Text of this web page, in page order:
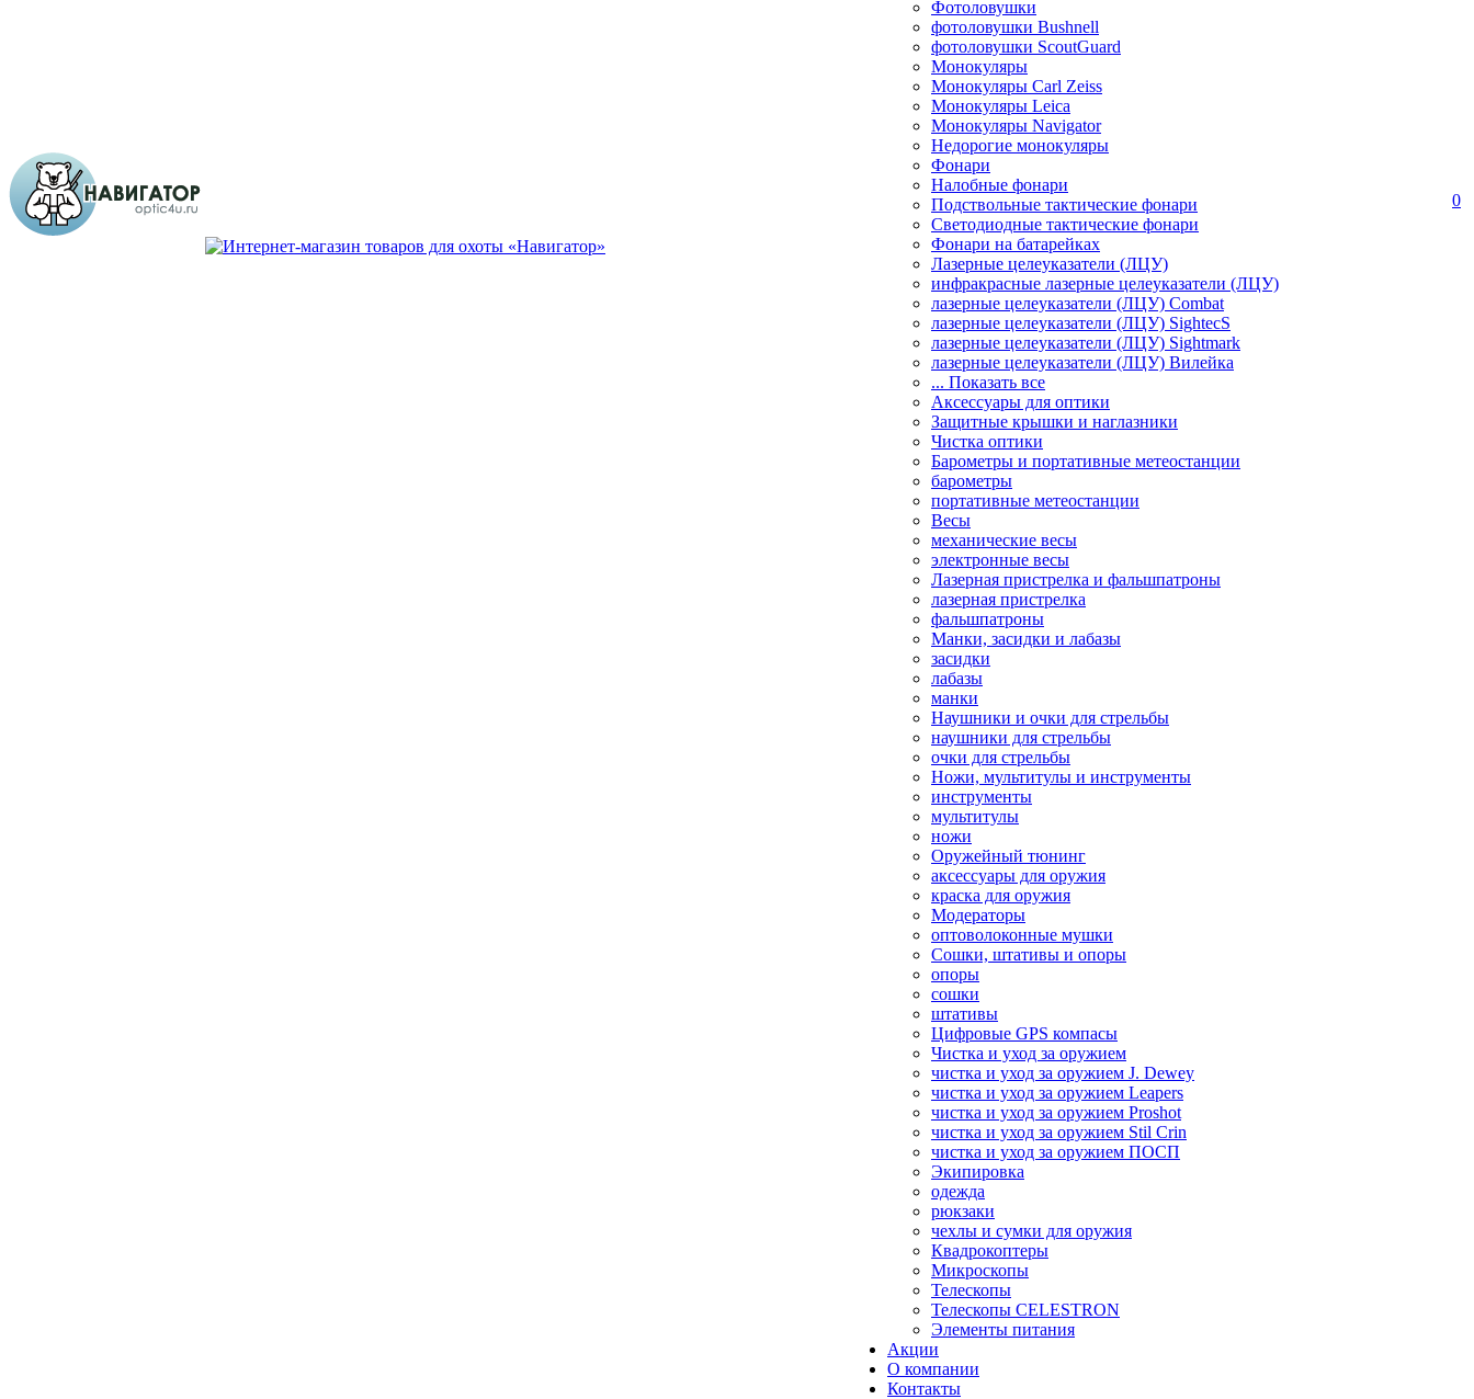
Фотоловушки
фотоловушки Bushnell
фотоловушки ScoutGuard
Монокуляры
Монокуляры Carl Zeiss
Монокуляры Leica
Монокуляры Navigator
Недорогие монокуляры
Фонари
Налобные фонари
Подствольные тактические фонари
Светодиодные тактические фонари
Фонари на батарейках
Лазерные целеуказатели (ЛЦУ)
инфракрасные лазерные целеуказатели (ЛЦУ)
лазерные целеуказатели (ЛЦУ) Combat
лазерные целеуказатели (ЛЦУ) SightecS
лазерные целеуказатели (ЛЦУ) Sightmark
лазерные целеуказатели (ЛЦУ) Вилейка
... Показать все
Аксессуары для оптики
Защитные крышки и наглазники
Чистка оптики
Барометры и портативные метеостанции
барометры
портативные метеостанции
Весы
механические весы
электронные весы
Лазерная пристрелка и фальшпатроны
лазерная пристрелка
фальшпатроны
Манки, засидки и лабазы
засидки
лабазы
манки
Наушники и очки для стрельбы
наушники для стрельбы
очки для стрельбы
Ножи, мультитулы и инструменты
инструменты
мультитулы
ножи
Оружейный тюнинг
аксессуары для оружия
краска для оружия
Модераторы
оптоволоконные мушки
Сошки, штативы и опоры
опоры
сошки
штативы
Цифровые GPS компасы
Чистка и уход за оружием
чистка и уход за оружием J. Dewey
чистка и уход за оружием Leapers
чистка и уход за оружием Proshot
чистка и уход за оружием Stil Crin
чистка и уход за оружием ПОСП
Экипировка
одежда
рюкзаки
чехлы и сумки для оружия
Квадрокоптеры
Микроскопы
Телескопы
Телескопы CELESTRON
Элементы питания
Акции
О компании
Контакты
0